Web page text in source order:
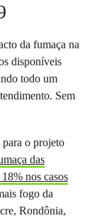
da fumaça na
disponíveis
todo um
Sem
o projeto
das
nos casos
fogo da
Rondônia,